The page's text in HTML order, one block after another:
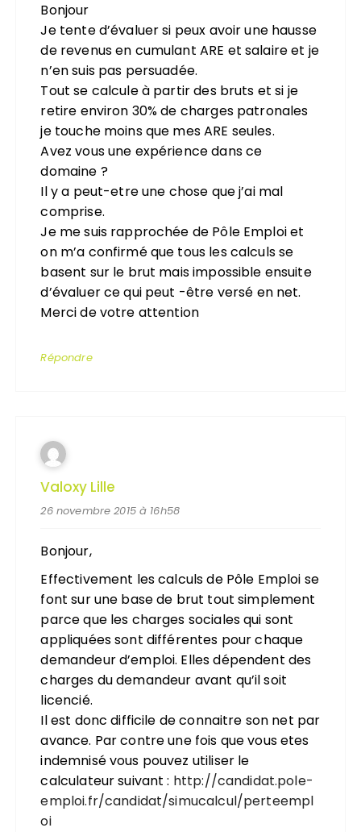
Bonjour
Je tente d’évaluer si peux avoir une hausse
de revenus en cumulant ARE et salaire et je
n’en suis pas persuadée.
Tout se calcule à partir des bruts et si je
retire environ 30% de charges patronales
je touche moins que mes ARE seules.
Avez vous une expérience dans ce
domaine ?
Il y a peut-etre une chose que j’ai mal
comprise.
Je me suis rapprochée de Pôle Emploi et
on m’a confirmé que tous les calculs se
basent sur le brut mais impossible ensuite
d’évaluer ce qui peut -être versé en net.
Merci de votre attention
Répondre
Valoxy Lille
26 novembre 2015 à 16h58
Bonjour,
Effectivement les calculs de Pôle Emploi se
font sur une base de brut tout simplement
parce que les charges sociales qui sont
appliquées sont différentes pour chaque
demandeur d’emploi. Elles dépendent des
charges du demandeur avant qu’il soit
licencié.
Il est donc difficile de connaitre son net par
avance. Par contre une fois que vous etes
indemnisé vous pouvez utiliser le
calculateur suivant : http://candidat.pole-
emploi.fr/candidat/simucalcul/perteempl
oi